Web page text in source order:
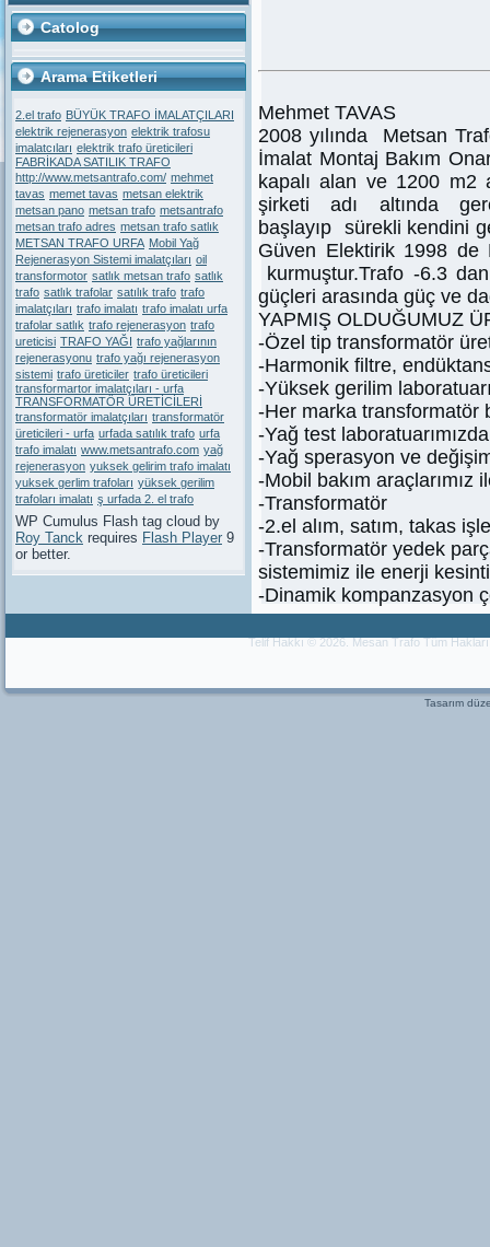
Catolog
Arama Etiketleri
2.el trafo BÜYÜK TRAFO İMALATÇILARI
elektrik rejenerasyon elektrik trafosu
imalatcıları elektrik trafo üreticileri
FABRİKADA SATILIK TRAFO
http://www.metsantrafo.com/ mehmet
tavas memet tavas metsan elektrik
metsan pano metsan trafo metsantrafo
metsan trafo adres metsan trafo satlık
METSAN TRAFO URFA Mobil Yağ
Rejenerasyon Sistemi imalatçıları oil
transformotor satlık metsan trafo satlık
trafo satlık trafolar satılık trafo trafo
imalatçıları trafo imalatı trafo imalatı urfa
trafolar satlık trafo rejenerasyon trafo
ureticisi TRAFO YAĞI trafo yağlarının
rejenerasyonu trafo yağı rejenerasyon
sistemi trafo üreticiler trafo üreticileri
transformartor imalatçıları - urfa
TRANSFORMATÖR ÜRETİCİLERİ
transformatör imalatçıları transformatör
üreticileri - urfa urfada satılık trafo urfa
trafo imalatı www.metsantrafo.com yağ
rejenerasyon yuksek gelirim trafo imalatı
yuksek gerlim trafoları yüksek gerilim
trafoları imalatı ş urfada 2. el trafo
WP Cumulus Flash tag cloud by
Roy Tanck requires Flash Player 9
or better.
Mehmet TAVAS
2008 yılında Metsan
İmalat Montaj Bakım
kapalı alan ve 1200 m2
şirketi adı altında
başlayıp sürekli kendini
Güven Elektirik 1998
kurmuştur.Trafo -6.3
güçleri arasında güç ve
YAPMIŞ OLDUĞUMUZ
-Özel tip transformatör
-Harmonik filtre,
-Yüksek gerilim
-Her marka transformatör
-Yağ test
-Yağ sperasyon ve
-Mobil bakım araçlarımız
-Transformatör
-2.el alım, satım, takas
-Transformatör yedek
sistemimiz ile enerji
-Dinamik kompanzasyon
Telif Hakkı © 2026. Mesan Trafo Tüm
Tasarım